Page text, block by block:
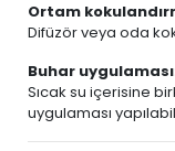
Ortam
Difüzör veya oda
Buhar
Sıcak su içerisine
uygulaması